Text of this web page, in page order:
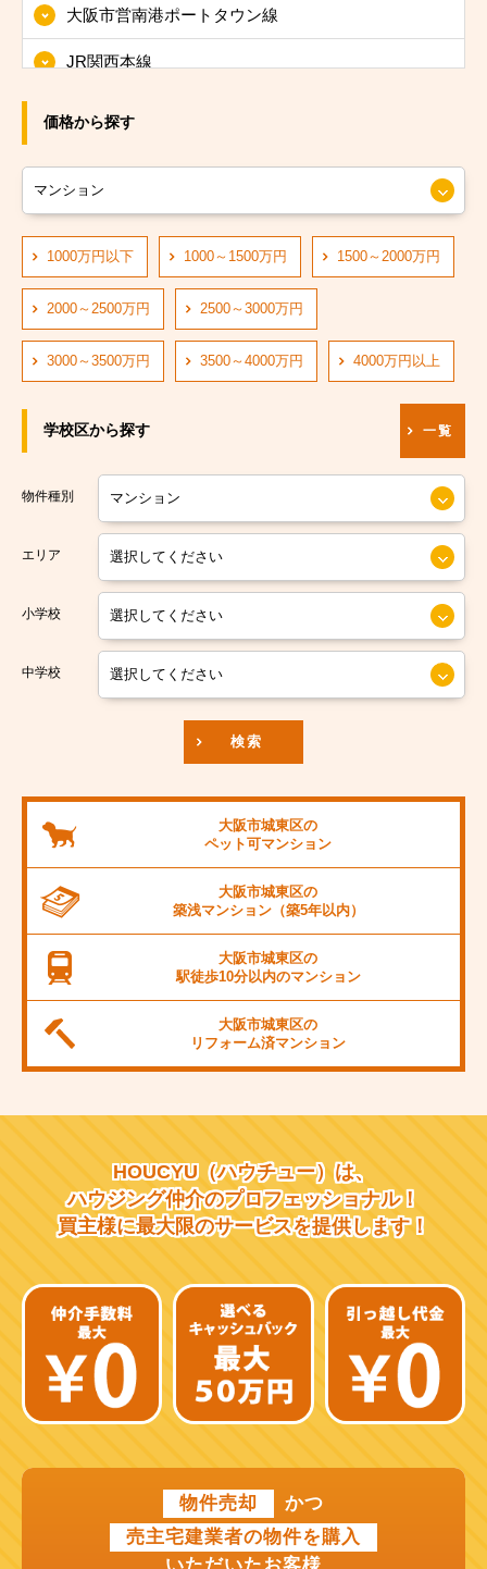
大阪市東成区
大阪市生野区
大阪市旭区
大阪市城東区
大阪市阿倍野区
大阪市住吉区
大阪市東住吉区
大阪市西成区
大阪市住之江区
大阪市平野区
大阪市北区
大阪市中央区
大阪市営南港ポートタウン線
JR関西本線
大阪市営長堀鶴見緑地線
大阪市営四つ橋線
阪神なんば線
阪急神戸線
阪堺電軌阪堺線
大阪市営今里筋線
大阪市営堺筋線
南海本線
南海汐見橋線
京阪本線
JR阪和線
JR桜島線
阪堺電軌上町線
東海道新幹線
阪急千里線
JR片町線
近鉄南大阪線
京阪中之島線
近鉄難波線
近鉄けいはんな線
価格から探す
1000万円以下 1000～1500万円 1500～2000万円
2000～2500万円 2500～3000万円
3000～3500万円 3500～4000万円 4000万円以上
学校区から探す 一覧
物件種別
エリア
小学校
中学校
検索
大阪市城東区の
ペット可マンション
大阪市城東区の
築浅マンション（築5年以内）
大阪市城東区の
駅徒歩10分以内のマンション
大阪市城東区の
リフォーム済マンション
HOUCYU（ハウチュー）は、
ハウジング仲介のプロフェッショナル！
買主様に最大限のサービスを提供します！
物件売却
かつ
売主宅建業者の物件を購入